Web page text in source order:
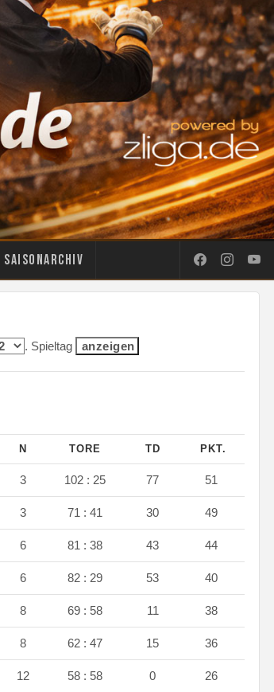
Saisonarchiv
. Spieltag
N TORE TD PKT.
3 102 : 25 77 51
3 71 : 41 30 49
6 81 : 38 43 44
6 82 : 29 53 40
8 69 : 58 11 38
8 62 : 47 15 36
12 58 : 58 0 26